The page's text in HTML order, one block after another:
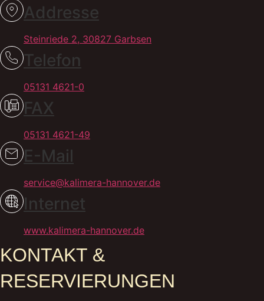
Addresse
Steinriede 2, 30827 Garbsen​
Telefon
05131 4621-0
FAX
05131 4621-49
E-Mail
service@kalimera-hannover.de
Internet
www.kalimera-hannover.de
KONTAKT &
RESERVIERUNGEN